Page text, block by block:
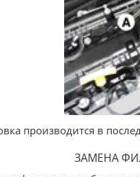
производится в
ЗАМЕНА